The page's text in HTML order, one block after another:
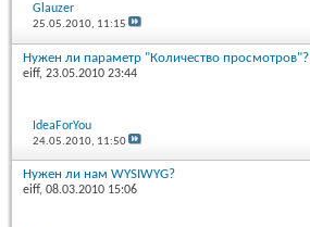
Glauzer
25.05.2010, 11:15
Нужен ли параметр "Количество просмотров"?
eiff, 23.05.2010 23:44
IdeaForYou
24.05.2010, 11:50
Нужен ли нам WYSIWYG?
eiff, 08.03.2010 15:06